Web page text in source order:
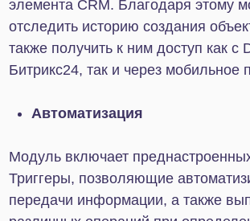
Печатные формы документов
Смарт-процессы
Настройка и ключевые особенности
Функционал интеграции с 1С зависит от
используемой конфигурации программы,
конкретного компании и выбранного тарифного
Обычно процесс настройки выглядит так: